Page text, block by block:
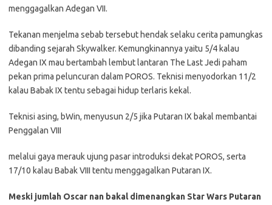
menggagalkan Adegan VII.
Tekanan menjelma sebab tersebut hendak selaku cerita pamungkas
dibanding sejarah Skywalker. Kemungkinannya yaitu 5/4 kalau
Adegan IX mau bertambah lembut lantaran The Last Jedi paham
pekan prima peluncuran dalam POROS. Teknisi menyodorkan 11/2
kalau Babak IX tentu sebagai hidup terlaris kekal.
Teknisi asing, bWin, menyusun 2/5 jika Putaran IX bakal membantai
Penggalan VIII
melalui gaya merauk ujung pasar introduksi dekat POROS, serta
17/10 kalau Babak VIII tentu menggagalkan Putaran IX.
Meski jumlah Oscar nan bakal dimenangkan Star Wars Putaran